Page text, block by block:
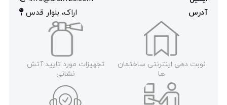
آدرس
اراک، بلوار قدس
نوبت دهی اینترنتی ساختمان
ها
تجهیزات مورد تایید آتش
نشانی